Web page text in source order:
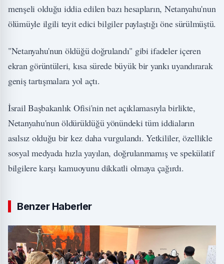
menşeli olduğu iddia edilen bazı hesapların, Netanyahu'nun
ölümüyle ilgili teyit edici bilgiler paylaştığı öne sürülmüştü.
"Netanyahu'nun öldüğü doğrulandı" gibi ifadeler içeren
ekran görüntüleri, kısa sürede büyük bir yankı uyandırarak
geniş tartışmalara yol açtı.
İsrail Başbakanlık Ofisi'nin net açıklamasıyla birlikte,
Netanyahu'nun öldürüldüğü yönündeki tüm iddiaların
asılsız olduğu bir kez daha vurgulandı. Yetkililer, özellikle
sosyal medyada hızla yayılan, doğrulanmamış ve spekülatif
bilgilere karşı kamuoyunu dikkatli olmaya çağırdı.
Benzer Haberler